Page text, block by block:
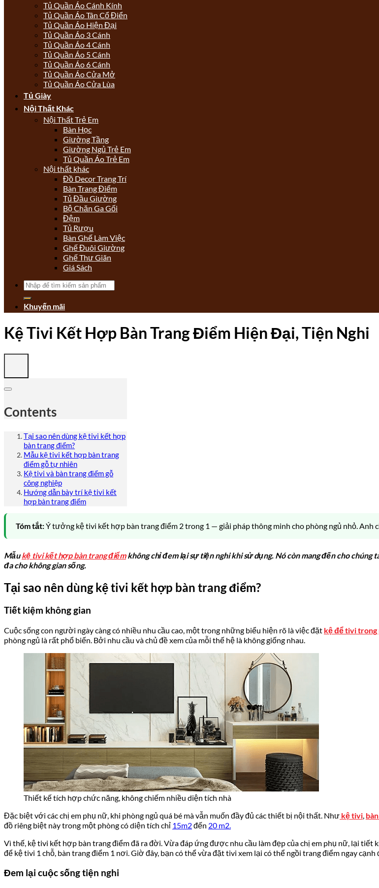
Tủ Quần Áo Cánh Kính
Tủ Quần Áo Tân Cổ Điển
Tủ Quần Áo Hiện Đại
Tủ Quần Áo 3 Cánh
Tủ Quần Áo 4 Cánh
Tủ Quần Áo 5 Cánh
Tủ Quần Áo 6 Cánh
Tủ Quần Áo Cửa Mở
Tủ Quần Áo Cửa Lùa
Tủ Giày
Nội Thất Khác
Nội Thất Trẻ Em
Bàn Học
Giường Tầng
Giường Ngủ Trẻ Em
Tủ Quần Áo Trẻ Em
Nội thất khác
Đồ Decor Trang Trí
Bàn Trang Điểm
Tủ Đầu Giường
Bộ Chăn Ga Gối
Đệm
Tủ Rượu
Bàn Ghế Làm Việc
Ghế Đuôi Giường
Ghế Thư Giãn
Giá Sách
Tìm
kiếm:
Khuyến mãi
Kệ Tivi Kết Hợp Bàn Trang Điểm Hiện Đại, Tiện Nghi
Contents
Tại sao nên dùng kệ tivi kết hợp
bàn trang điểm?
Mẫu kệ tivi kết hợp bàn trang
điểm gỗ tự nhiên
Kệ tivi và bàn trang điểm gỗ
công nghiệp
Hướng dẫn bày trí kệ tivi kết
hợp bàn trang điểm
Tóm tắt:Ý tưởng kệ tivi kết hợp bàn trang điểm 2 trong 1 — giải pháp thông minh cho phòng ngủ nhỏ. Anh
Mẫukệ tivi kết hợp bàn trang điểmkhông chỉ đem lại sự tiện nghi khi sử dụng. Nó còn mang đến cho
đa cho không gian sống.
Tại sao nên dùng kệ tivi kết hợp bàn trang điểm?
Tiết kiệm không gian
Cuộc sống con người ngày càng có nhiều nhu cầu cao, một trong những biểu hiện rõ là việc đặt kệ để tivi trong
phòng ngủ là rất phổ biến. Bởi nhu cầu và chủ đề xem của mỗi thế hệ là không giống nhau.
Thiết kế tích hợp chức năng, không chiếm nhiều diện tích nhà
Đặc biệt với các chị em phụ nữ, khi phòng ngủ quá bé mà vẫn muốn đầy đủ các thiết bị nội thất. Như kệ tivi,
đồ riêng biệt này trong một phòng có diện tích chỉ 15m2đến 20 m2.
Vì thế, kệ tivi kết hợp bàn trang điểm đã ra đời. Vừa đáp ứng được nhu cầu làm đẹp của chị em phụ nữ, lại tiết
để kệ tivi 1 chỗ, bàn trang điểm 1 nơi. Giờ đây, bạn có thể vừa đặt tivi xem lại có thể ngồi trang điểm ngay cạnh
Đem lại cuộc sống tiện nghi